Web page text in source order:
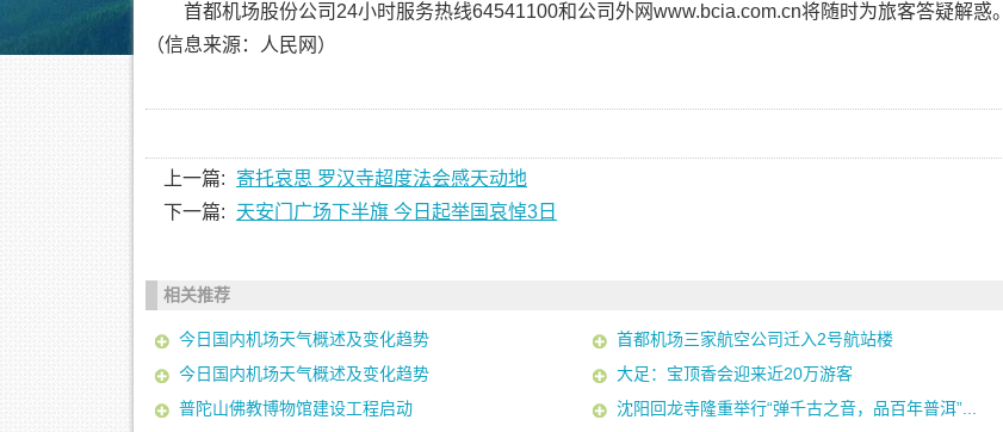
首都机场股份公司24小时服务热线64541100和公司外网www.bcia.com.cn将随时为旅客答疑解惑。
（信息来源：人民网）
上一篇:
寄托哀思 罗汉寺超度法会感天动地
下一篇:
天安门广场下半旗 今日起举国哀悼3日
相关推荐
今日国内机场天气概述及变化趋势
首都机场三家航空公司迁入2号航站楼
今日国内机场天气概述及变化趋势
大足：宝顶香会迎来近20万游客
普陀山佛教博物馆建设工程启动
沈阳回龙寺隆重举行“弹千古之音，品百年普洱”...